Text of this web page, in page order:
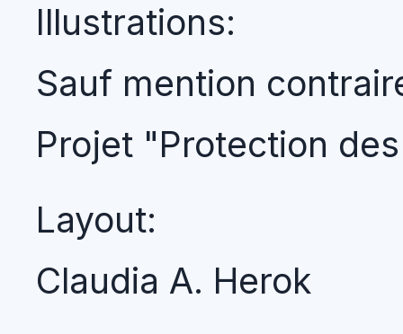
Illustrations:
Sauf mention
Projet "Protection
Layout:
Claudia A. Herok